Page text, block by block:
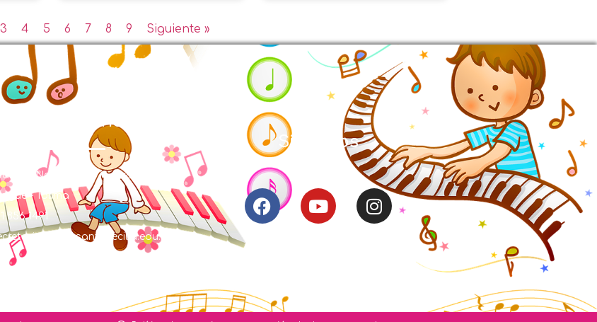
3 4 5 6 7 8 9 Siguiente »
Contáctenos
48S No. 110-150 Vía Picaleña
- Tolima
856 1491
Síguenos